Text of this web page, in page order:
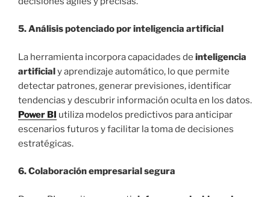
5. Análisis potenciado por inteligencia artificial
La herramienta incorpora capacidades de inteligencia
artificialy aprendizaje automático, lo que permite
detectar patrones, generar previsiones, identificar
tendencias y descubrir información oculta en los datos.
Power BI utiliza modelos predictivos para anticipar
escenarios futuros y facilitar la toma de decisiones
estratégicas.
6. Colaboración empresarial segura